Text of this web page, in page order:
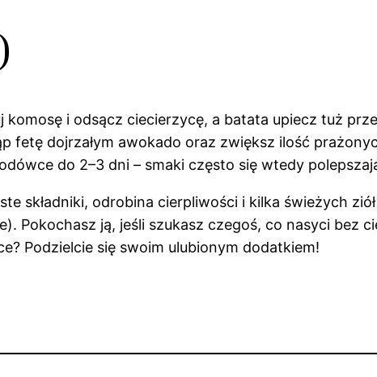
komosę i odsącz ciecierzycę, a batata upiecz tuż
fetę dojrzałym awokado oraz zwiększ ilość
do 2–3 dni – smaki często się wtedy
składniki, odrobina cierpliwości i kilka świeżych
Pokochasz ją, jeśli szukasz czegoś, co nasyci bez
Podzielcie się swoim ulubionym dodatkiem!